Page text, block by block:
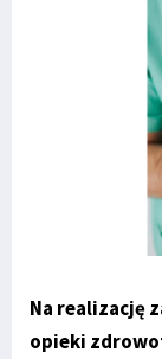
Na realizację
opieki